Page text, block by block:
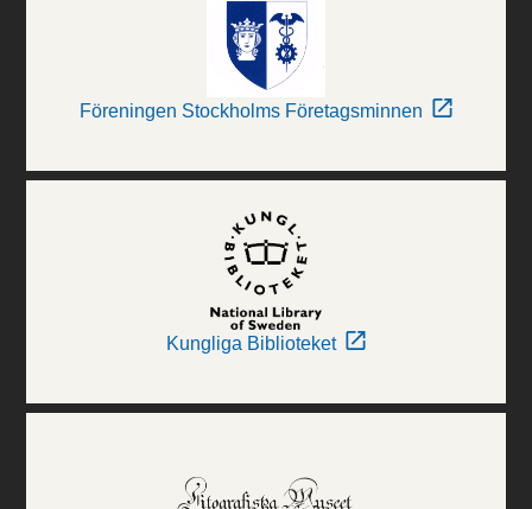
Föreningen Stockholms Företagsminnen
Kungliga Biblioteket